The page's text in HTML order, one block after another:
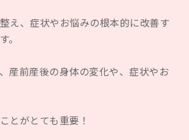
え、症状やお悩みの根本的に改善す
。
産前産後の身体の変化や、症状やお
とがとても重要！